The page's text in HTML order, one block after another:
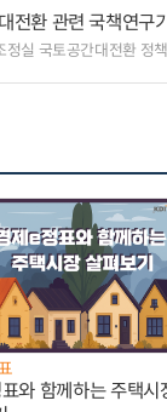
전환 관련 국책연구
정실 국토공간대전환 정
와 함께하는 주택시